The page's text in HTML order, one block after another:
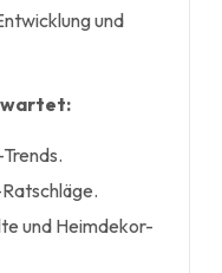
und
und Heimdekor-